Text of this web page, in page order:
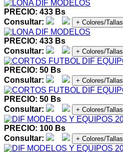
PRECIO: 433 Bs
Consultar:
+ Colores/Tallas
PRECIO: 433 Bs
Consultar:
+ Colores/Tallas
PRECIO: 50 Bs
Consultar:
+ Colores/Tallas
PRECIO: 50 Bs
Consultar:
+ Colores/Tallas
PRECIO: 100 Bs
Consultar:
+ Colores/Tallas